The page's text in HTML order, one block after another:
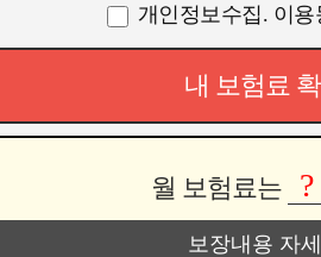
개인정보수집. 이용
내 보험료
월 보험료는 ?
보장내용 자